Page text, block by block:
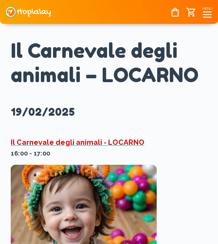
Skip
to
content
shopping_bag shopping_cart MENU
Il Carnevale degli
animali – LOCARNO
19/02/2025
Il Carnevale degli animali - LOCARNO
16:00 - 17:00